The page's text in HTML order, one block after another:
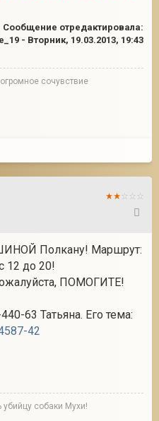
Сообщение отредактировала:
- Вторник, 19.03.2013, 19:43
сочувствие
Полкану! Маршрут:
12 до 20!
ПОМОГИТЕ!
63 Татьяна. Его тема:
42
собаки Мухи!